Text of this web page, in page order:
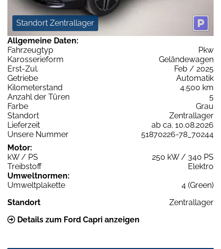
Standort Zentrallager
Allgemeine Daten:
Fahrzeugtyp
Pkw
Karosserieform
Geländewagen
Erst-Zul.
Feb / 2025
Getriebe
Automatik
Kilometerstand
4.500 km
Anzahl der Türen
5
Farbe
Grau
Standort
Zentrallager
Lieferzeit
ab ca. 10.08.2026
Unsere Nummer
51870226-78_70244
Motor:
kW / PS
250 kW / 340 PS
Treibstoff
Elektro
Umweltnormen:
Umweltplakette
4 (Green)
Standort
Zentrallager
Details zum Ford Capri anzeigen